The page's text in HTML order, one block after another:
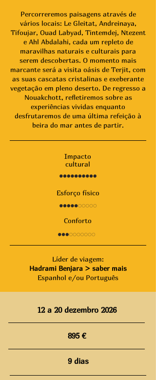
Percorreremos paisagens através de
vários locais: Le Gleitat, Andreinaya,
Tifoujar, Ouad Labyad, Tintemdej, Ntezent
e Ahl Abdalahi, cada um repleto de
maravilhas naturais e culturais para
serem descobertas. O momento mais
marcante será a visita oásis de Terjit, com
as suas cascatas cristalinas e exeberante
vegetação em pleno deserto. De regresso a
Nouakchott, refletiremos sobre as
experiências vividas enquanto
desfrutaremos de uma última refeição à
beira do mar antes de partir.
Impacto
cultural
Esforço físico
Conforto
Líder de viagem:
Hadrami Benjara > saber mais
Espanhol e/ou Português
12 a 20 dezembro 2026
895 €
9 dias